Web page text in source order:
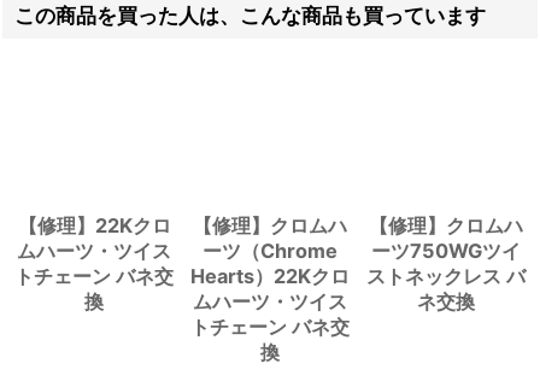
この商品を買った人は、こんな商品も買っています
【修理】22Kクロ
ムハーツ・ツイス
トチェーン バネ交
換
【修理】クロムハ
ーツ（Chrome
Hearts）22Kクロ
ムハーツ・ツイス
トチェーン バネ交
換
【修理】クロムハ
ーツ750WGツイ
ストネックレス バ
ネ交換